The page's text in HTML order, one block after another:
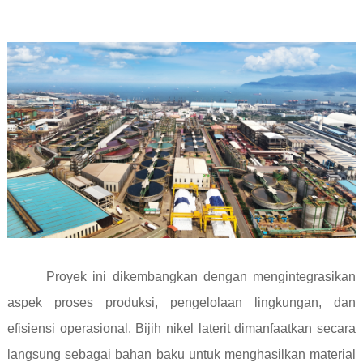
Proyek ini dikembangkan dengan mengintegrasikan
aspek proses produksi, pengelolaan lingkungan, dan
efisiensi operasional. Bijih nikel laterit dimanfaatkan secara
langsung sebagai bahan baku untuk menghasilkan material